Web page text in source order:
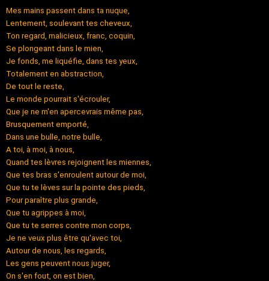
Mes mains passent dans ta nuque,
Lentement, soulevant tes cheveux,
Ton regard, malicieux, franc, coquin,
Se plongeant dans le mien,
Je fonds, me liquéfie, dans tes yeux,
Totalement en abstraction,
De tout le reste,
Le monde pourrait s'écrouler,
Que je ne m'en apercevrais même pas,
Brusquement emporté,
Dans une bulle, notre bulle,
A toi, à moi, à nous,
Quand tes lèvres rejoignent les miennes,
Que tes bras s'enroulent autour de moi,
Que tu te lèves sur la pointe des pieds,
Pour paraître plus grande,
Que tu agrippes à moi,
Que tu te serres contre mon corps,
Je ne veux plus être qu'avec toi,
Autour de nous, les regards,
Les gens peuvent nous juger,
On s'en fout, on est bien,